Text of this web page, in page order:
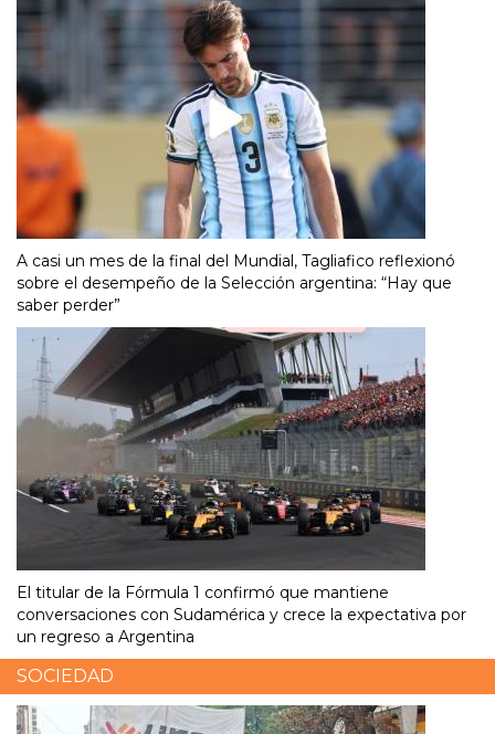
A casi un mes de la final del Mundial, Tagliafico reflexionó
sobre el desempeño de la Selección argentina: “Hay que
saber perder”
El titular de la Fórmula 1 confirmó que mantiene
conversaciones con Sudamérica y crece la expectativa por
un regreso a Argentina
SOCIEDAD